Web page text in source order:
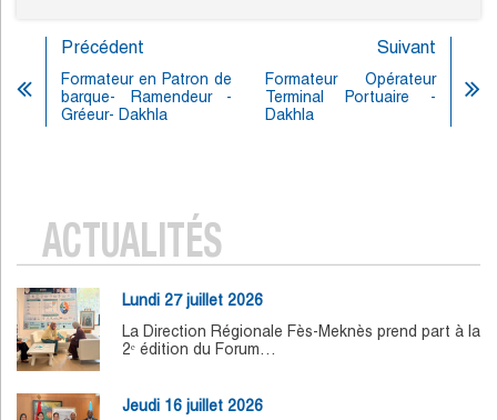
Formateur en Patron de
barque- Ramendeur -
Gréeur- Dakhla
Formateur Opérateur
Terminal Portuaire -
Dakhla
Précédent Suivant
ACTUALITÉS
Lundi 27 juillet 2026
La Direction Régionale Fès-Meknès prend part à la
2ᵉ édition du Forum…
Jeudi 16 juillet 2026